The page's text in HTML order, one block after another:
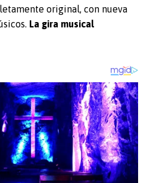
original, con nueva
La gira musical